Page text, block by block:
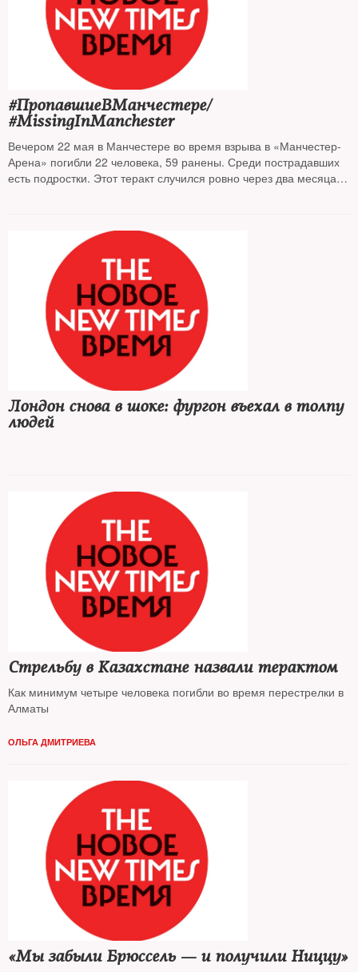
#ПропавшиеВМанчестере/
#MissingInManchester
Вечером 22 мая в Манчестере во время взрыва в «Манчестер-
Арена» погибли 22 человека, 59 ранены. Среди пострадавших
есть подростки. Этот теракт случился ровно через два месяца
Лондон снова в шоке: фургон въехал в толпу
людей
Стрельбу в Казахстане назвали терактом
Как минимум четыре человека погибли во время перестрелки в
Алматы
ОЛЬГА ДМИТРИЕВА
«Мы забыли Брюссель — и получили Ниццу»